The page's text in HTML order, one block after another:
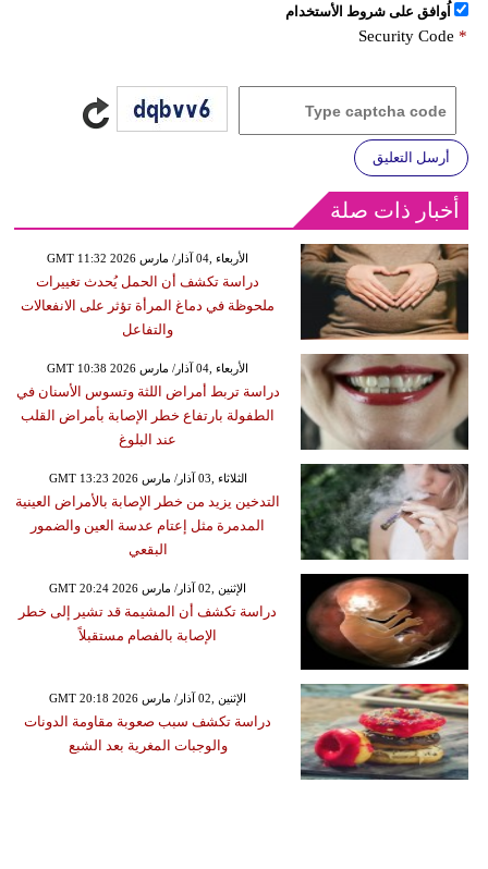
اُوافق على شروط الأستخدام
Security Code *
أرسل التعليق
أخبار ذات صلة
GMT 11:32 2026 الأربعاء ,04 آذار/ مارس
دراسة تكشف أن الحمل يُحدث تغييرات
ملحوظة في دماغ المرأة تؤثر على الانفعالات
والتفاعل
GMT 10:38 2026 الأربعاء ,04 آذار/ مارس
دراسة تربط أمراض اللثة وتسوس الأسنان في
الطفولة بارتفاع خطر الإصابة بأمراض القلب
عند البلوغ
GMT 13:23 2026 الثلاثاء ,03 آذار/ مارس
التدخين يزيد من خطر الإصابة بالأمراض العينية
المدمرة مثل إعتام عدسة العين والضمور
البقعي
GMT 20:24 2026 الإثنين ,02 آذار/ مارس
دراسة تكشف أن المشيمة قد تشير إلى خطر
الإصابة بالفصام مستقبلاً
GMT 20:18 2026 الإثنين ,02 آذار/ مارس
دراسة تكشف سبب صعوبة مقاومة الدونات
والوجبات المغرية بعد الشبع